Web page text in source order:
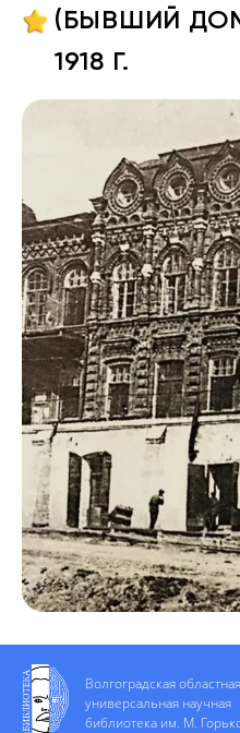
(БЫВШИЙ
1918 Г.
Волгоградская областная
универсальная научная
библиотека им. М.